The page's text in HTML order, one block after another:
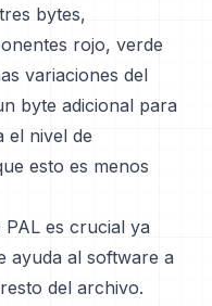
bytes,
rojo, verde
variaciones del
byte adicional para
el nivel de
esto es menos
es crucial ya
ayuda al software a
del archivo.